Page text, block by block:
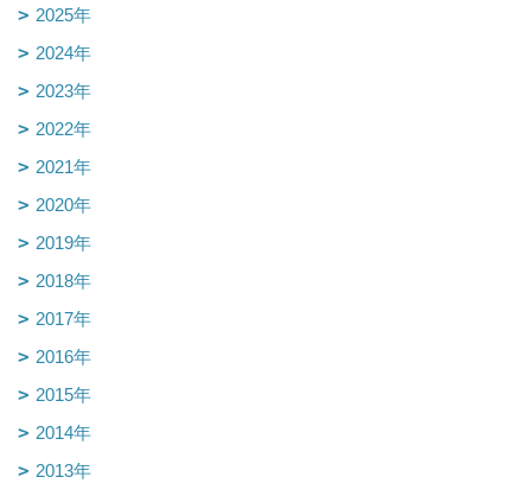
2025年
2024年
2023年
2022年
2021年
2020年
2019年
2018年
2017年
2016年
2015年
2014年
2013年